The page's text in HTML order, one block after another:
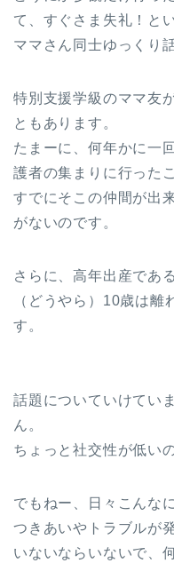
て、すぐさま失礼！と
ママさん同士ゆっくり
特別支援学級のママ友
ともあります。
たまーに、何年かに一
護者の集まりに行った
すでにそこの仲間が出
がないのです。
さらに、高年出産であ
（どうやら）10歳は
何とな
話題についていけてい
ん
ちょっと社交性が低い
でもねー、日々こんな
つきあいやトラブルが
いないならいないで、